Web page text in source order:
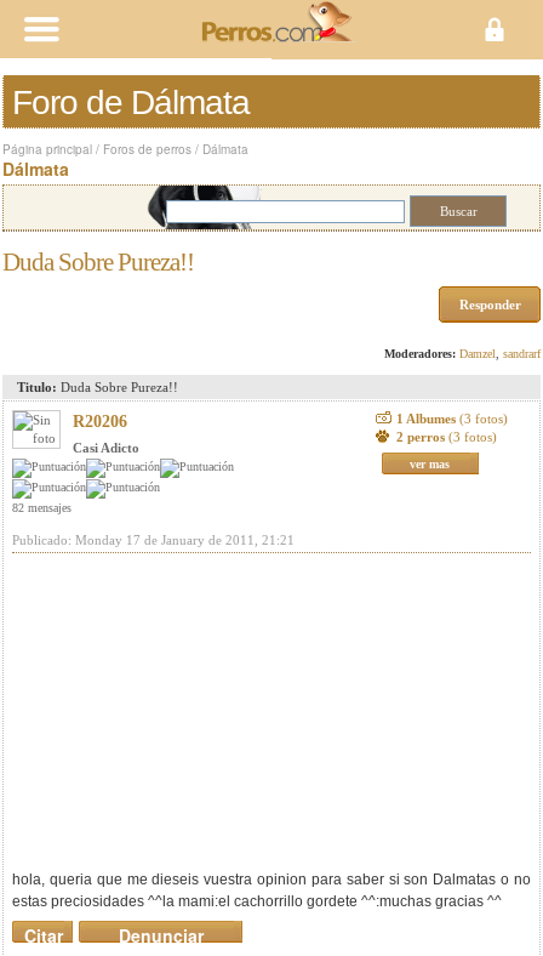
Foro de Dálmata
Página principal / Foros de perros / Dálmata
Dálmata
Duda Sobre Pureza!!
Responder
Moderadores: Damzel sandrarf
Titulo: Duda Sobre Pureza!!
R20206
Casi Adicto
82 mensajes
1 Albumes (3 fotos)
2 perros (3 fotos)
ver mas
Publicado: Monday 17 de January de 2011, 21:21
hola, queria que me dieseis vuestra opinion para saber si son Dalmatas o no
estas preciosidades ^^la mami:el cachorrillo gordete ^^:muchas gracias ^^
Denunciar
Citar